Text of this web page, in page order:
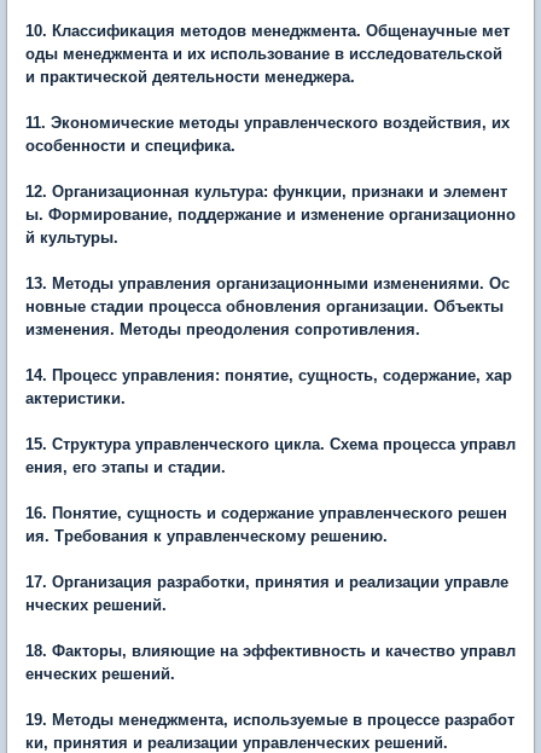
10. Классификация методов менеджмента. Общенаучные мет
оды менеджмента и их использование в исследовательской
и практической деятельности менеджера.
11. Экономические методы управленческого воздействия, их
особенности и специфика.
12. Организационная культура: функции, признаки и элемент
ы. Формирование, поддержание и изменение организационно
й культуры.
13. Методы управления организационными изменениями. Ос
новные стадии процесса обновления организации. Объекты
изменения. Методы преодоления сопротивления.
14. Процесс управления: понятие, сущность, содержание, хар
актеристики.
15. Структура управленческого цикла. Схема процесса управл
ения, его этапы и стадии.
16. Понятие, сущность и содержание управленческого решен
ия. Требования к управленческому решению.
17. Организация разработки, принятия и реализации управле
нческих решений.
18. Факторы, влияющие на эффективность и качество управл
енческих решений.
19. Методы менеджмента, используемые в процессе разработ
ки, принятия и реализации управленческих решений.